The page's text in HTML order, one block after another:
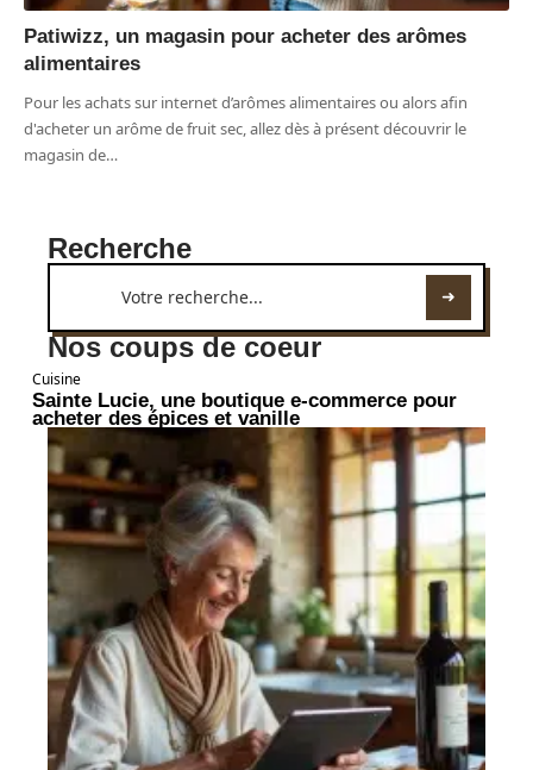
Patiwizz, un magasin pour acheter des arômes
alimentaires
Pour les achats sur internet d’arômes alimentaires ou alors afin
d'acheter un arôme de fruit sec, allez dès à présent découvrir le
magasin de…
Recherche
Nos coups de coeur
Cuisine
Sainte Lucie, une boutique e-commerce pour
acheter des épices et vanille